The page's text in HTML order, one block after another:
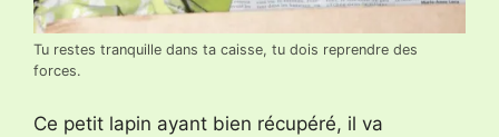
Tu restes tranquille dans ta caisse, tu dois reprendre des
forces.
Ce petit lapin ayant bien récupéré, il va